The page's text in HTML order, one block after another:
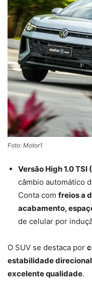
Foto: Motor1
Versão High 1.0 TSI
câmbio automático
Conta com freios a
acabamento,
de celular por
O SUV se destaca por
estabilidade direcional
excelente qualidade.